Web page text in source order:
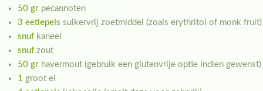
50 gr pecannoten
3 eetlepels suikervrij zoetmiddel (zoals erythritol of monk fruit)
snufkaneel
snufzout
50 gr havermout (gebruik een glutenvrije optie indien gewenst)
1 groot ei